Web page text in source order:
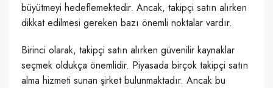
büyütmeyi hedeflemektedir. Ancak, takipçi satın alırken
dikkat edilmesi gereken bazı önemli noktalar vardır.
Birinci olarak, takipçi satın alırken güvenilir kaynaklar
seçmek oldukça önemlidir. Piyasada birçok takipçi satın
alma hizmeti sunan şirket bulunmaktadır. Ancak bu